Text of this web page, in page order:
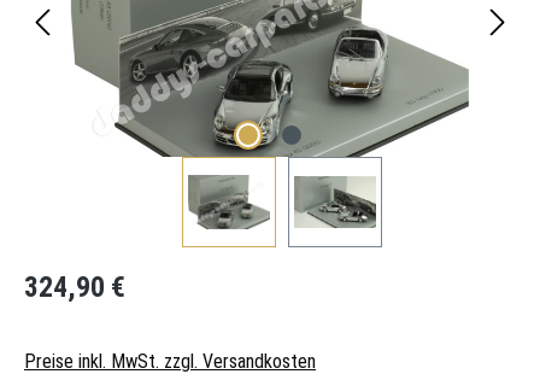
Regulärer Preis:
324,90 €
Preise inkl. MwSt. zzgl. Versandkosten